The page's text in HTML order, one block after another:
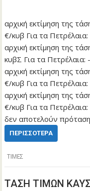
αρχική εκτίμηση της
€/κυβ Για τα
αρχική εκτίμηση της
κυβΣ Για τα
αρχική εκτίμηση της
€/κυβ Για τα
αρχική εκτίμηση της
€/κυβ Για τα
δεν αποτελούν
ΠΕΡΙΣΣΌΤΕΡΑ
ΤΙΜΕΣ
ΤΑΣΗ ΤΙΜΩΝ